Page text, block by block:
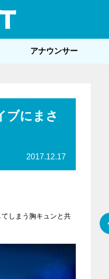
アナウンサー
ブにまさ
2017.12.17
しまう胸キュンと共
ラブ！げーみんぐ』＝LOV